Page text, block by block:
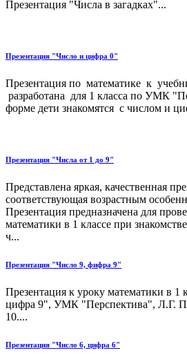
Презентация "Числа в загадках"...
Презентация "Число и цифра 0"
Презентация по математике к
разработана для 1 класса по УМК
форме дети знакомятся с числом и
Презентация "Числа от 1 до 9"
Представлена яркая, качественная
соответствующая возрастным
Презентация предназначена для
математики в 1 классе при
ч...
Презентация "Число 9, фифра 9"
Презентация к уроку математики в 1
цифра 9", УМК "Перспектива", Л.Г.
10....
Презентация "Число 6, цифра 6"